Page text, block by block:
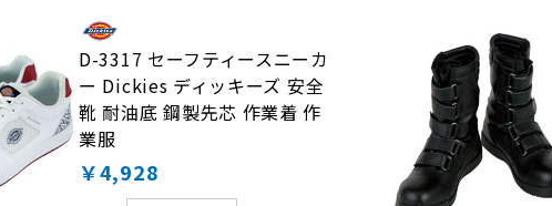
D-3317 セーフティースニーカ
ー Dickies ディッキーズ 安全
靴 耐油底 鋼製先芯 作業着 作
業服
￥4,928